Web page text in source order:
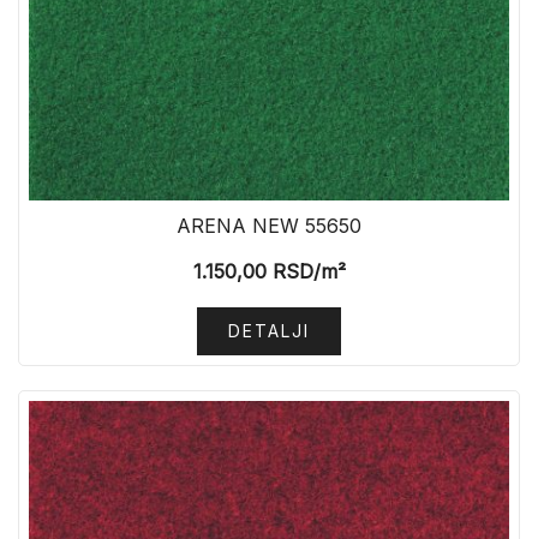
ARENA NEW 55650
1.150,00RSD/m²
DETALJI